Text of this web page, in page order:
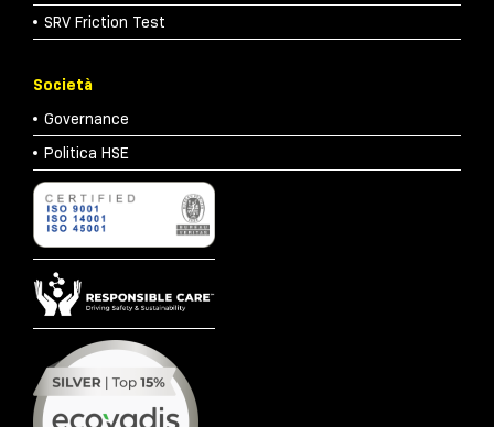
SRV Friction Test
Società
Governance
Politica HSE